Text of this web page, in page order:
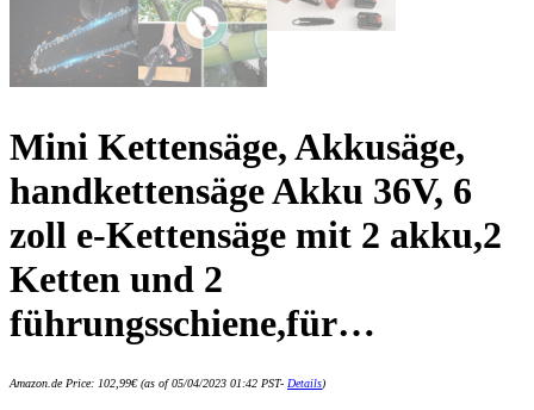
Mini Kettensäge, Akkusäge,
handkettensäge Akku 36V, 6
zoll e-Kettensäge mit 2 akku,2
Ketten und 2
führungsschiene,für…
Amazon.de Price: 102,99€(as of 05/04/2023 01:42 PST- Details)